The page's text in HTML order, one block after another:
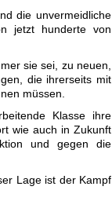
die unvermeidliche
jetzt hunderte von
sie sei, zu neuen,
die ihrerseits mit
müssen.
Klasse ihre
wie auch in Zukunft
und gegen die
Lage ist der Kampf